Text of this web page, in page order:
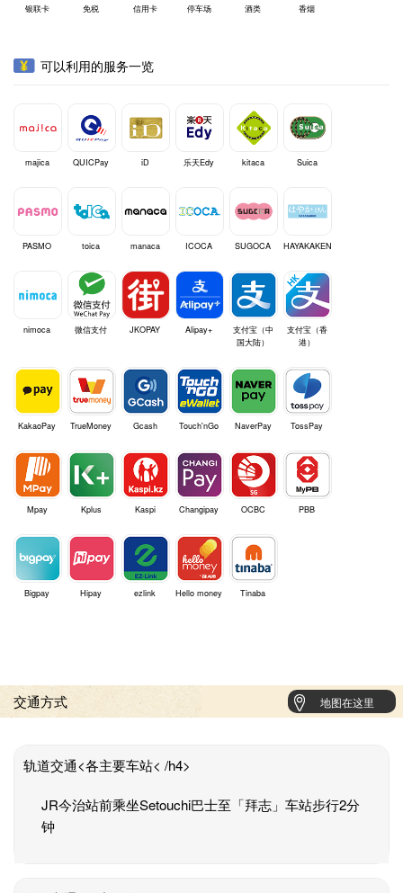
银联卡 免税 信用卡 停车场 酒类 香烟
可以利用的服务一览
majica QUICPay iD 乐天Edy kitaca Suica
PASMO toica manaca ICOCA SUGOCA HAYAKAKEN
nimoca 微信支付 JKOPAY Alipay+
支付宝（中
国大陆）
支付宝（香
港）
KakaoPay TrueMoney Gcash Touch'nGo NaverPay TossPay
Mpay Kplus Kaspi Changipay OCBC PBB
Bigpay Hipay ezlink Hello money Tinaba
交通方式 地图在这里
轨道交通<各主要车站< /h4>
JR今治站前乘坐Setouchi巴士至「拜志」车站步行2分
钟